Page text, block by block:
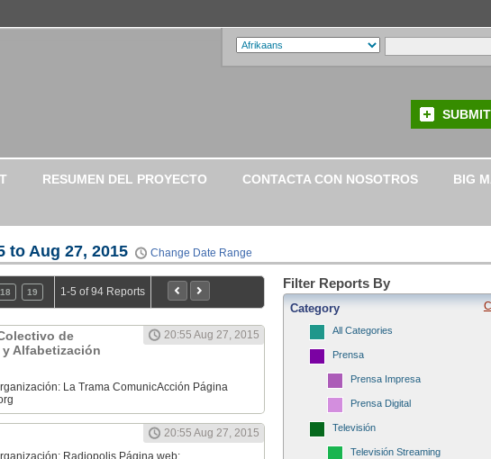
RESUMEN DEL PROYECTO CONTACTA CON NOSOTROS BIG
to Aug 27, 2015 Change Date Range
18 19 1-5 of 94 Reports
de
Alfabetización
20:55 Aug 27, 2015
La Trama ComunicAcción Página
20:55 Aug 27, 2015
Radiopolis Página web:
Filter Reports By
Category
All Categories
Prensa
Prensa Impresa
Prensa Digital
Televisión
Televisión Streaming